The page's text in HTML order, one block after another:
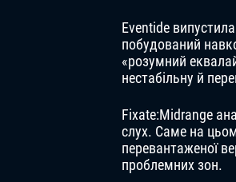
Eventide випустила
побудований
«розумний
нестабільну й
Fixate:Midrange
слух. Саме на
перевантаженої
проблемних зон.